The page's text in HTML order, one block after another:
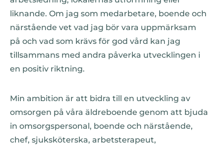
liknande. Om jag som medarbetare, boende och
närstående vet vad jag bör vara uppmärksam
på och vad som krävs för god vård kan jag
tillsammans med andra påverka utvecklingen i
en positiv riktning.
Min ambition är att bidra till en utveckling av
omsorgen på våra äldreboende genom att bjuda
in omsorgspersonal, boende och närstående,
chef, sjuksköterska, arbetsterapeut,